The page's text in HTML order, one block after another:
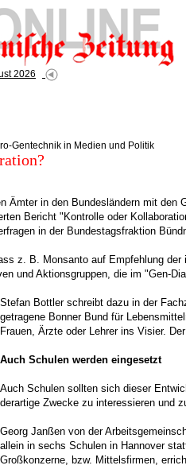
2026
Gentechnik in Medien und Politik
Ämter in den Bundesländern mit
Bericht "Kontrolle oder
in der Bundestagsfraktion
z. B. Monsanto auf Empfehlung
und Aktionsgruppen, die im "Gen-
Stefan Bottler schreibt dazu in der
getragene Bonner Bund für
Frauen, Ärzte oder Lehrer ins Visier.
Auch Schulen werden eingesetzt
Auch Schulen sollten sich dieser
derartige Zwecke zu interessieren und
Georg Janßen von der
allein in sechs Schulen in Hannover
Großkonzerne, bzw. Mittelsfirmen,